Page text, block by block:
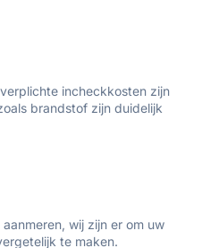
incheckkosten zijn
brandstof zijn duidelijk
wij zijn er om uw
te maken.